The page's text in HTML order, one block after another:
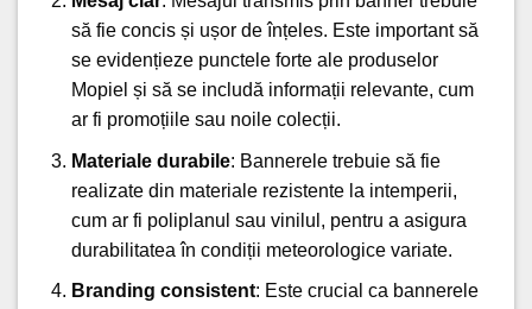
să fie concis și ușor de înțeles. Este important să
se evidențieze punctele forte ale produselor
Mopiel și să se includă informații relevante, cum
ar fi promoțiile sau noile colecții.
Materiale durabile: Bannerele trebuie să fie
realizate din materiale rezistente la intemperii,
cum ar fi poliplanul sau vinilul, pentru a asigura
durabilitatea în condiții meteorologice variate.
Branding consistent: Este crucial ca bannerele